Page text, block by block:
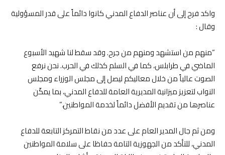
واكد فرح إلى أن عناصر الدفاع المدني كانوا دائماً على قدر المسؤولية
وقال :
“منهم من استشهد ومنهم من جرح. وقد سقط لنا شهيد الأسبوع
الماضي في طرابلس، كما في السلم كذلك في الحرب. نحن نرفع
الصوت عالياً من خلال معاليكم ليصل إلى مجلس الوزراء ومجلس
النواب لتعزيز ميزانية المديرية العامة للدفاع المدني، بما يمكّن
عناصرها من تقديم الأفضل دائماً لخدمة المواطنين.”
ومن ثم جال المدير العام على عدد من نقاط التمركز التابعة للدفاع
المدني، للتأكد من الجهوزية التامة حفاظا على سلامة المواطنين